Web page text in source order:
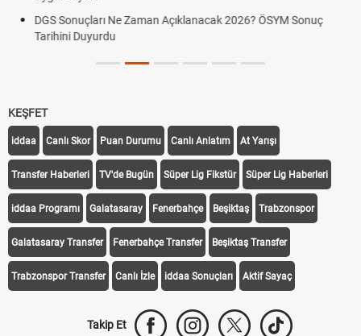
DGS Sonuçları Ne Zaman Açıklanacak 2026? ÖSYM Sonuç
Tarihini Duyurdu
KEŞFET
iddaa Canlı Skor Puan Durumu Canlı Anlatım At Yarışı
Transfer Haberleri TV'de Bugün Süper Lig Fikstür Süper Lig Haberleri
iddaa Programı Galatasaray Fenerbahçe Beşiktaş Trabzonspor
Galatasaray Transfer Fenerbahçe Transfer Beşiktaş Transfer
Trabzonspor Transfer Canlı İzle iddaa Sonuçları Aktif Sayaç
Takip Et